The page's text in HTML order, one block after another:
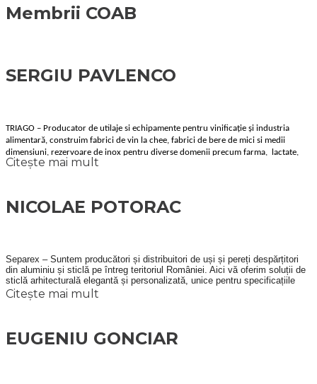
Membrii COAB
SERGIU PAVLENCO
TRIAGO – Producator de utilaje si echipamente pentru vinificație și industria
alimentară, construim fabrici de vin la chee, fabrici de bere de mici si medii
dimensiuni, rezervoare de inox pentru diverse domenii precum farma, lactate,
apa minerale, cosmetice, chimice etc.
Suntem o companie specializată în fabricarea rezervoarelor și
Echipa noastră îmbină inovația cu precizia, folosind utilaje de ultimă
realitate chiar și cele mai complexe idei.
Citește mai mult
NICOLAE POTORAC
Separex – Suntem producători și distribuitori de uși și pereți despărțitori
din aluminiu și sticlă pe întreg teritoriul României. Aici vă oferim soluții de
sticlă arhitecturală elegantă și personalizată, unice pentru specificațiile
proiectului dvs.
Citește mai mult
EUGENIU GONCIAR